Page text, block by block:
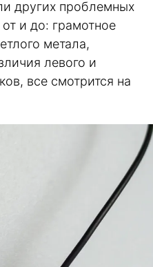
других проблемных
и до: грамотное
метала,
левого и
все смотрится на